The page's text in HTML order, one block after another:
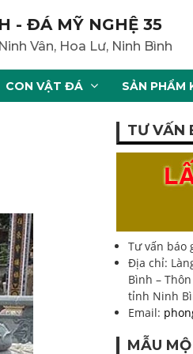
- ĐÁ MỸ NGHỆ 35
Vân, Hoa Lư, Ninh Bình
CON VẬT ĐÁ SẢN PHẨM
TƯ VẤN
Tư vấn báo
Địa chỉ:
Bình –
tỉnh Ninh
Email:
MẪU